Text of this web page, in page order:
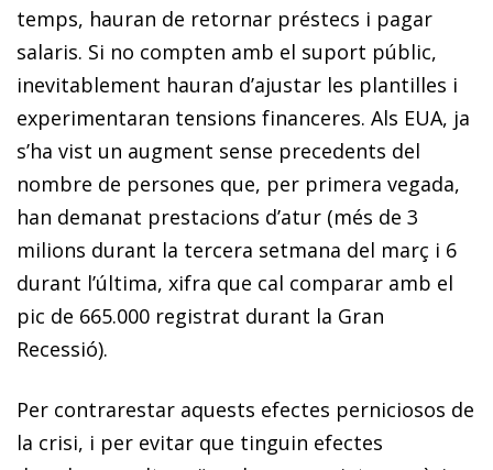
temps, hauran de retornar préstecs i pagar
salaris. Si no compten amb el suport públic,
inevitablement hauran d’ajustar les plantilles i
experimentaran tensions financeres. Als EUA, ja
s’ha vist un augment sense precedents del
nombre de persones que, per primera vegada,
han demanat prestacions d’atur (més de 3
milions durant la tercera setmana del març i 6
durant l’última, xifra que cal comparar amb el
pic de 665.000 registrat durant la Gran
Recessió).
Per contrarestar aquests efectes perniciosos de
la crisi, i per evitar que tinguin efectes